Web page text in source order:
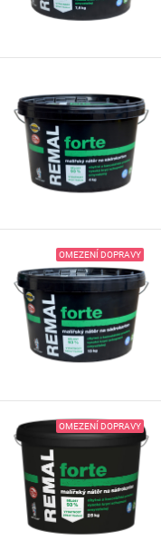
OMEZENÍ DOPRAVY
OMEZENÍ DOPRAVY